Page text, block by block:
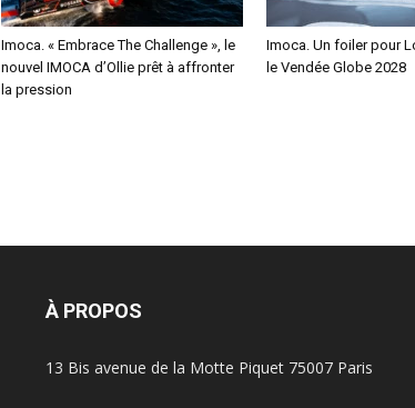
Imoca. « Embrace The Challenge », le
nouvel IMOCA d’Ollie prêt à affronter
la pression
Imoca. Un foiler pour
le Vendée Globe 2028
À PROPOS
13 Bis avenue de la Motte Piquet 75007 Paris